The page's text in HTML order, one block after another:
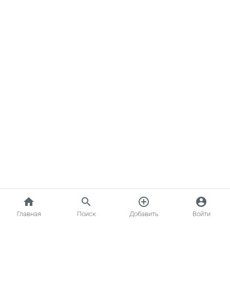
home
Главная
search
Поиск
add_circle_outline
Добавить
account_circle
Войти